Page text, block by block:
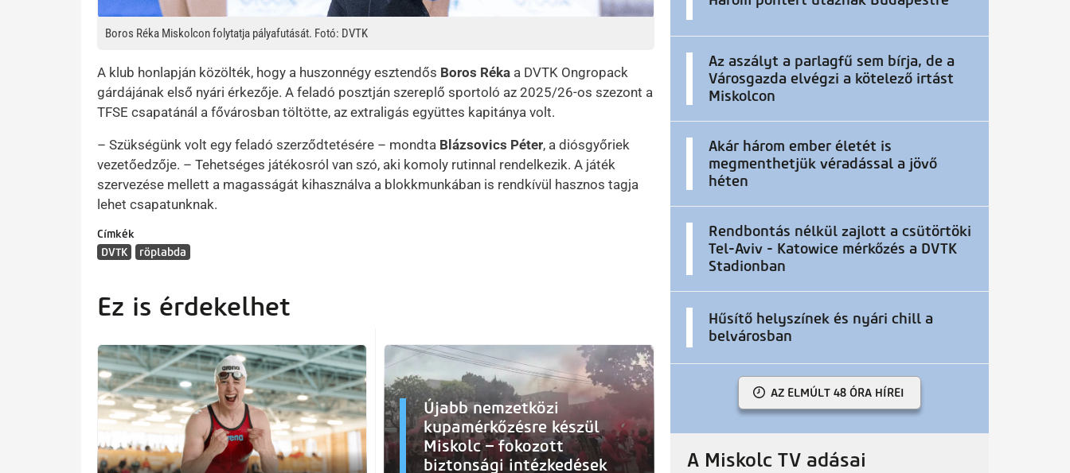
Boros Réka Miskolcon folytatja pályafutását. Fotó: DVTK
A klub honlapján közölték, hogy a huszonnégy esztendős Boros Réka a DVTK Ongropack
gárdájának első nyári érkezője. A feladó posztján szereplő sportoló az 2025/26-os szezont a
TFSE csapatánál a fővárosban töltötte, az extraligás együttes kapitánya volt.
– Szükségünk volt egy feladó szerződtetésére – mondta Blázsovics Péter, a diósgyőriek
vezetőedzője. – Tehetséges játékosról van szó, aki komoly rutinnal rendelkezik. A játék
szervezése mellett a magasságát kihasználva a blokkmunkában is rendkívül hasznos tagja
lehet csapatunknak.
Címkék
DVTK
röplabda
Ez is érdekelhet
Újabb nemzetközi
kupamérkőzésre készül
Miskolc – fokozott
biztonsági intézkedések
Az aszályt a parlagfű sem bírja, de a
Városgazda elvégzi a kötelező irtást
Miskolcon
Akár három ember életét is
megmenthetjük véradással a jövő
héten
Rendbontás nélkül zajlott a csütörtöki
Tel-Aviv - Katowice mérkőzés a DVTK
Stadionban
Hűsítő helyszínek és nyári chill a
belvárosban
AZ ELMÚLT 48 ÓRA HÍREI
A Miskolc TV adásai